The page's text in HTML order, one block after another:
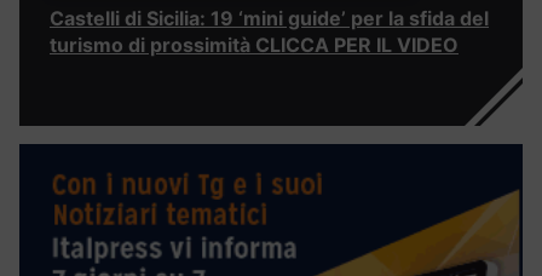
Castelli di Sicilia: 19 ‘mini guide’ per la sfida del
turismo di prossimità CLICCA PER IL VIDEO